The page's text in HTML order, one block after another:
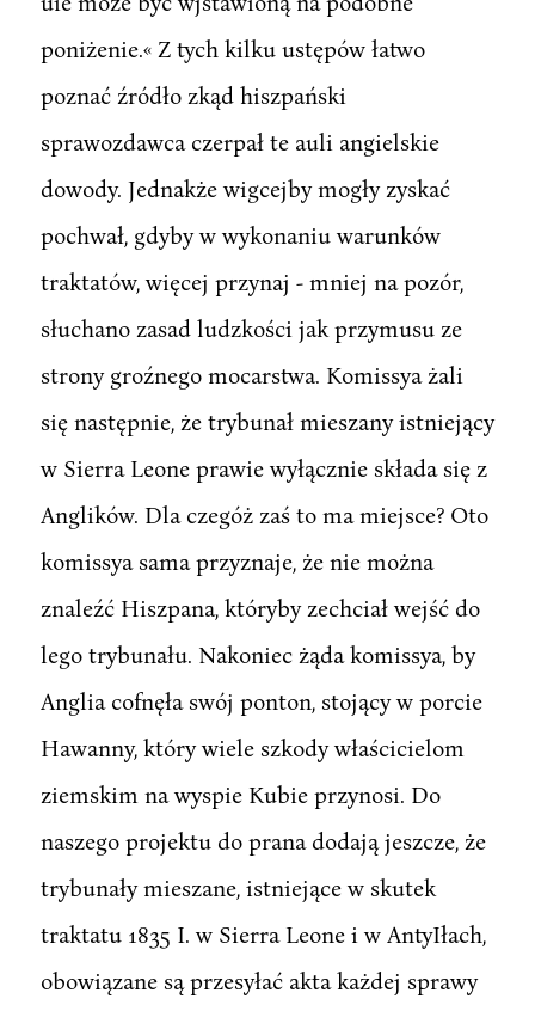
poniżenie.« Z tych kilku ustępów łatwo
poznać źródło zkąd hiszpański
sprawozdawca czerpał te auli angielskie
dowody. Jednakże wigcejby mogły zyskać
pochwał, gdyby w wykonaniu warunków
traktatów, więcej przynaj - mniej na pozór,
słuchano zasad ludzkości jak przymusu ze
strony groźnego mocarstwa. Komissya żali
się następnie, że trybunał mieszany istniejący
w Sierra Leone prawie wyłącznie składa się z
Anglików. Dla czegóż zaś to ma miejsce? Oto
komissya sama przyznaje, że nie można
znaleźć Hiszpana, któryby zechciał wejść do
lego trybunału. Nakoniec żąda komissya, by
Anglia cofnęła swój ponton, stojący w porcie
Hawanny, który wiele szkody właścicielom
ziemskim na wyspie Kubie przynosi. Do
naszego projektu do prana dodają jeszcze, że
trybunały mieszane, istniejące w skutek
traktatu 1835 I. w Sierra Leone i w AntyIłach,
obowiązane są przesyłać akta każdej sprawy